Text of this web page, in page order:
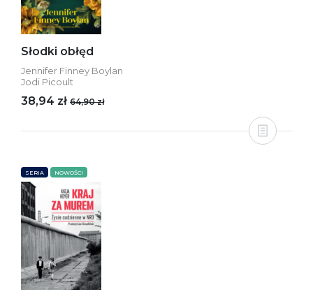
Słodki obłęd
Jennifer Finney Boylan
Jodi Picoult
38,94 zł 64,90 zł
SERIA NOWOŚCI